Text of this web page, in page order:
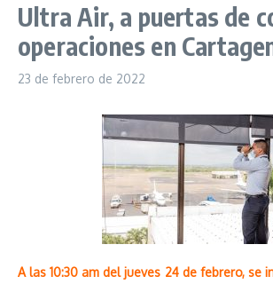
Ultra Air, a puertas de
operaciones en
23 de febrero de 2022
A las 10:30 am del jueves 24 de febrero, se